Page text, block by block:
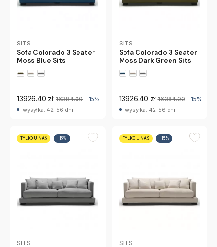
SITS
Sofa Colorado 3 Seater
Moss Blue Sits
13926.40 zł 16384.00 -15%
wysyłka: 42-56 dni
SITS
Sofa Colorado 3 Seater
Moss Dark Green Sits
13926.40 zł 16384.00 -15%
wysyłka: 42-56 dni
TYLKO U NAS -15%
SITS
TYLKO U NAS -15%
SITS